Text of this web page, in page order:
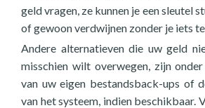
geld vragen, ze kunnen je een sleutel
of gewoon verdwijnen zonder je iets
Andere alternatieven die uw geld
misschien wilt overwegen, zijn
van uw eigen bestandsback-ups of
van het systeem, indien beschikbaar.